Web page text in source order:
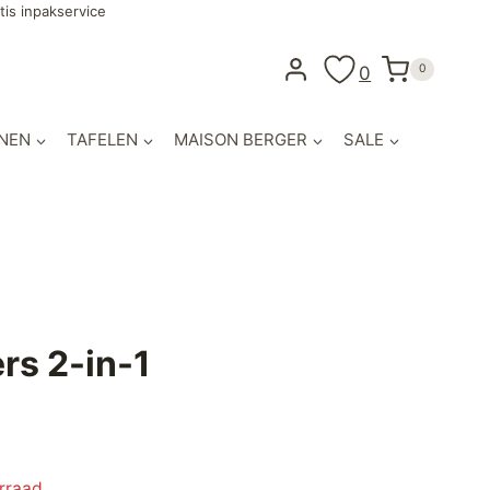
inpakservice
0 0
TAFELEN MAISON BERGER SALE
2-in-1